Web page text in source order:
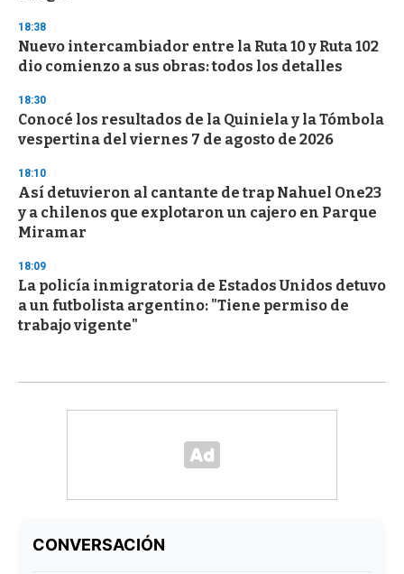
18:38
Nuevo intercambiador entre la Ruta 10 y Ruta 102
dio comienzo a sus obras: todos los detalles
18:30
Conocé los resultados de la Quiniela y la Tómbola
vespertina del viernes 7 de agosto de 2026
18:10
Así detuvieron al cantante de trap Nahuel One23
y a chilenos que explotaron un cajero en Parque
Miramar
18:09
La policía inmigratoria de Estados Unidos detuvo
a un futbolista argentino: "Tiene permiso de
trabajo vigente"